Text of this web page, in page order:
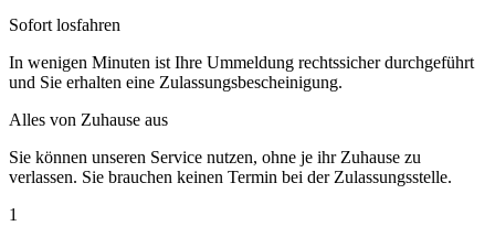
Sofort losfahren
In wenigen Minuten ist Ihre Ummeldung rechtssicher durchgeführt
und Sie erhalten eine Zulassungsbescheinigung.
Alles von Zuhause aus
Sie können unseren Service nutzen, ohne je ihr Zuhause zu
verlassen. Sie brauchen keinen Termin bei der Zulassungsstelle.
1